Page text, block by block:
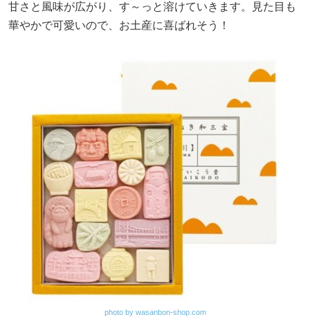
甘さと風味が広がり、す～っと溶けていきます。見た目も
華やかで可愛いので、お土産に喜ばれそう！
photo by wasanbon-shop.com